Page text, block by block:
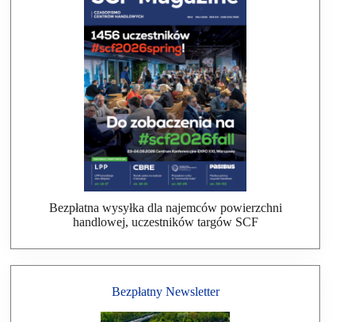
Bezpłatna wysyłka dla najemców powierzchni
handlowej, uczestników targów SCF
Bezpłatny Newsletter